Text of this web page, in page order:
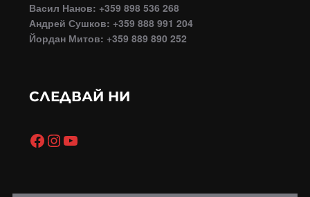
Васил Нанов: +359 898 536 268
Андрей Сушков: +359 888 991 204
Йордан Митов: +359 889 890 252
СЛЕДВАЙ НИ
Facebook
Instagram
YouTube